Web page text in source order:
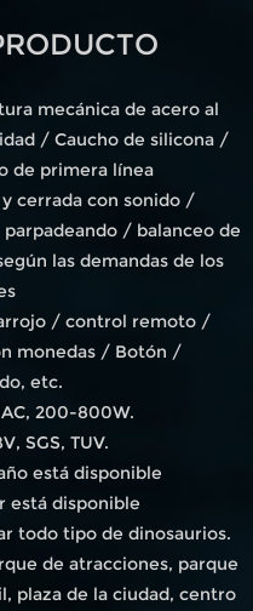
mecánica de acero al
/ Caucho de silicona /
de primera línea
cerrada con sonido /
/ balanceo de
las demandas de los
/ control remoto /
monedas / Botón /
etc.
200-800W.
SGS, TUV.
está disponible
está disponible
todo tipo de dinosaurios.
de atracciones, parque
plaza de la ciudad, centro